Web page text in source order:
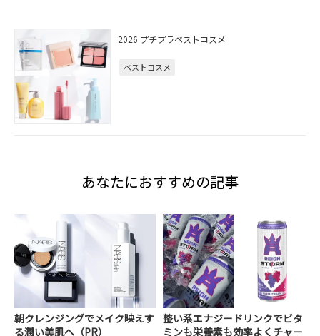
2026 プチプラベストコスメ
ベストコスメ
あなたにおすすめの記事
朝クレンジングでメイク映えす
る潤い美肌へ（PR）
整い系エナジードリンクでビタ
ミンも栄養素も効率よくチャー